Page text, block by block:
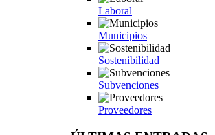
Laboral
Municipios
Sostenibilidad
Subvenciones
Proveedores